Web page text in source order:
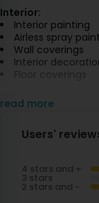
Interior:
Interior painting
Airless spray
Wall coverings
Interior
Floor coverings
Exterior:
Roof cleaning
Choose flawless
read more
Users'
4 stars and +
3 stars
2 stars and -